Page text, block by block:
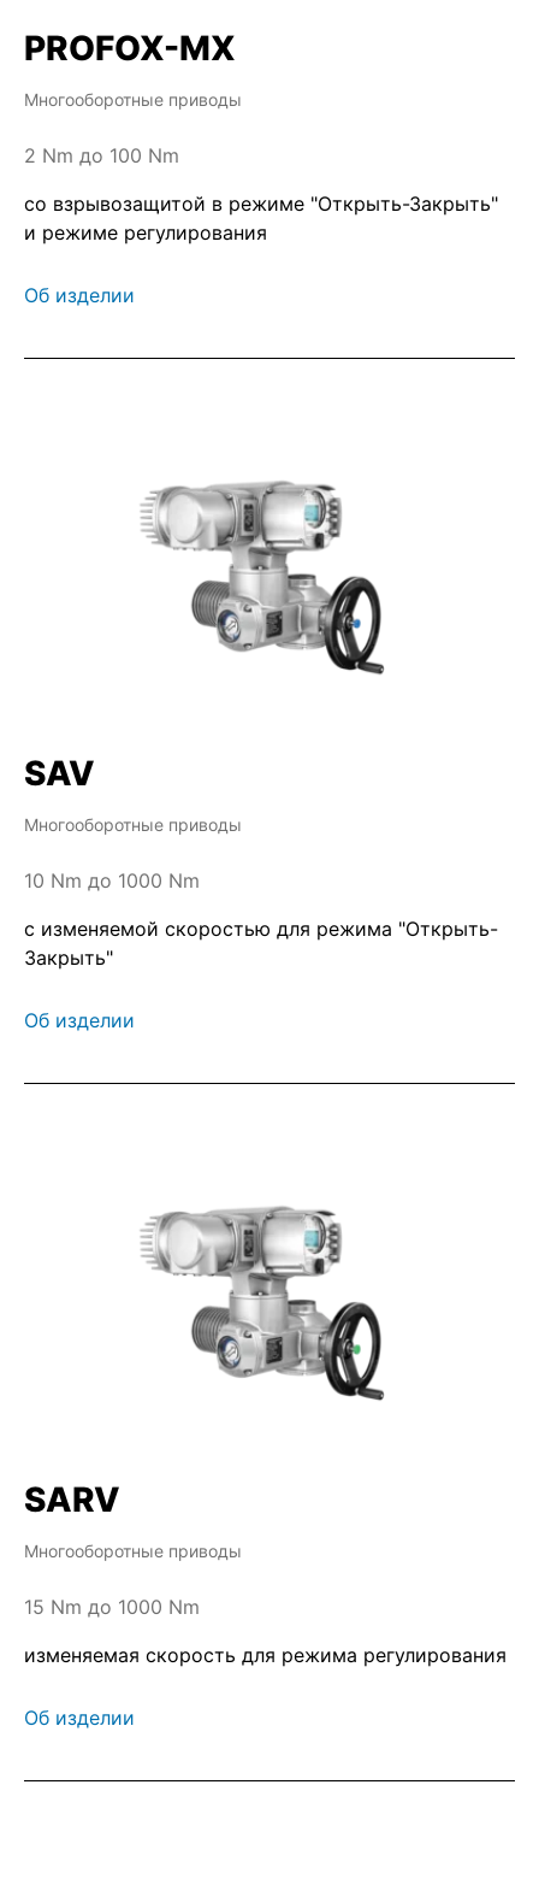
PROFOX-MX
Многооборотные приводы
2 Nm до 100 Nm
со взрывозащитой в режиме "Открыть-Закрыть"
и режиме регулирования
Об изделии
SAV
Многооборотные приводы
10 Nm до 1000 Nm
с изменяемой скоростью для режима "Открыть-
Закрыть"
Об изделии
SARV
Многооборотные приводы
15 Nm до 1000 Nm
изменяемая скорость для режима регулирования
Об изделии